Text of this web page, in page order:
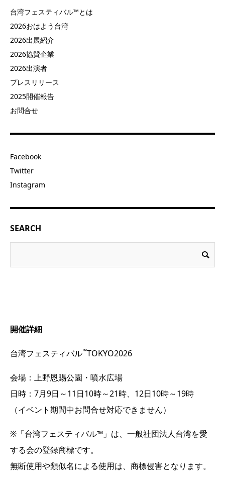
台湾フェスティバル™とは
2026おはよう台湾
2026出展紹介
2026協賛企業
2026出演者
プレスリリース
2025開催報告
お問合せ
Facebook
Twitter
Instagram
SEARCH
開催詳細
台湾フェスティバル™TOKYO2026
会場：上野恩賜公園・噴水広場
日時：7月9日～11日10時～21時、12日10時～19時
（イベント期間中お問合せ対応できません）
※「台湾フェスティバル™」は、一般社団法人台湾を愛
する会の登録商標です。
無断使用や類似名による使用は、商標侵害となります。